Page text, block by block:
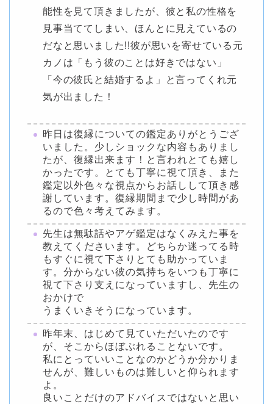
能性を見て頂きましたが、彼と私の性格を
見事当ててしまい、ほんとに見えているの
だなと思いました!!彼が思いを寄せている元
カノは「もう彼のことは好きではない」
「今の彼氏と結婚するよ」と言ってくれ元
気が出ました！
昨日は復縁についての鑑定ありがとうござ
いました。少しショックな内容もありまし
たが、復縁出来ます！と言われとても嬉し
かったです。とても丁寧に視て頂き、また
鑑定以外色々な視点からお話しして頂き感
謝しています。復縁期間まで少し時間があ
るので色々考えてみます。
先生は無駄話やアゲ鑑定はなくみえた事を
教えてくださいます。どちらか迷ってる時
もすぐに視て下さりとても助かっていま
す。分からない彼の気持ちをいつも丁寧に
視て下さり支えになっていますし、先生の
おかけで
うまくいきそうになっています。
昨年末、はじめて見ていただいたのです
が、そこからほぼぶれることないです。
私にとっていいことなのかどうか分かりま
せんが、難しいものは難しいと仰られます
よ。
良いことだけのアドバイスではないと思い